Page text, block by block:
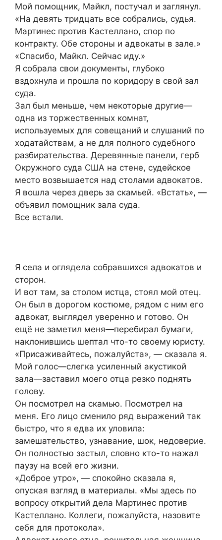
Мой помощник, Майкл, постучал и заглянул.
«На девять тридцать все собрались, судья.
Мартинес против Кастеллано, спор по
контракту. Обе стороны и адвокаты в зале.»
«Спасибо, Майкл. Сейчас иду.»
Я собрала свои документы, глубоко
вздохнула и прошла по коридору в свой зал
суда.
Зал был меньше, чем некоторые другие—
одна из торжественных комнат,
используемых для совещаний и слушаний по
ходатайствам, а не для полного судебного
разбирательства. Деревянные панели, герб
Окружного суда США на стене, судейское
место возвышается над столами адвокатов.
Я вошла через дверь за скамьей. «Встать», —
объявил помощник зала суда.
Все встали.
Я села и оглядела собравшихся адвокатов и
сторон.
И вот там, за столом истца, стоял мой отец.
Он был в дорогом костюме, рядом с ним его
адвокат, выглядел уверенно и готово. Он
ещё не заметил меня—перебирал бумаги,
наклонившись шептал что-то своему юристу.
«Присаживайтесь, пожалуйста», — сказала я.
Мой голос—слегка усиленный акустикой
зала—заставил моего отца резко поднять
голову.
Он посмотрел на скамью. Посмотрел на
меня. Его лицо сменило ряд выражений так
быстро, что я едва их уловила:
замешательство, узнавание, шок, недоверие.
Он полностью застыл, словно кто-то нажал
паузу на всей его жизни.
«Доброе утро», — спокойно сказала я,
опуская взгляд в материалы. «Мы здесь по
вопросу открытий дела Мартинес против
Кастеллано. Коллеги, пожалуйста, назовите
себя для протокола».